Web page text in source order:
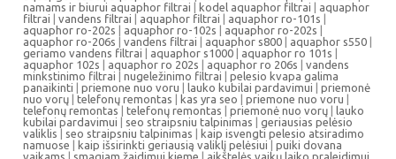
namams ir biurui aquaphor filtrai | kodel aquaphor filtrai | aquaphor
filtrai | vandens filtrai | aquaphor filtrai | aquaphor ro-101s |
aquaphor ro-202s | aquaphor ro-102s | aquaphor ro-202s |
aquaphor ro-206s | vandens filtrai | aquaphor s800 | aquaphor s550 |
geriamo vandens filtrai | aquaphor s1000 | aquaphor ro 101s |
aquaphor 102s | aquaphor ro 202s | aquaphor ro 206s | vandens
minkstinimo filtrai | nugeležinimo filtrai | pelesio kvapa galima
panaikinti | priemone nuo voru | lauko kubilai pardavimui | priemonė
nuo vorų | telefonų remontas | kas yra seo | priemone nuo voru |
telefonų remontas| telefonų remontas | priemonė nuo vorų | lauko
kubilai pardavimui | seo straipsniu talpinimas | geriausias pelėsio
valiklis | seo straipsniu talpinimas | kaip isvengti pelesio atsiradimo
namuose | kaip išsirinkti geriausią valiklį pelėsiui | puiki dovana
vaikams | smagiam žaidimui kieme | aikštelės vaikų laiko praleidimui